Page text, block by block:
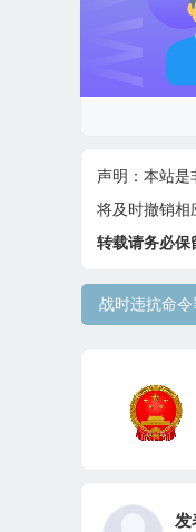
声明：本站是
将及时撤销相
转载请务必保
战时违抗命令
发